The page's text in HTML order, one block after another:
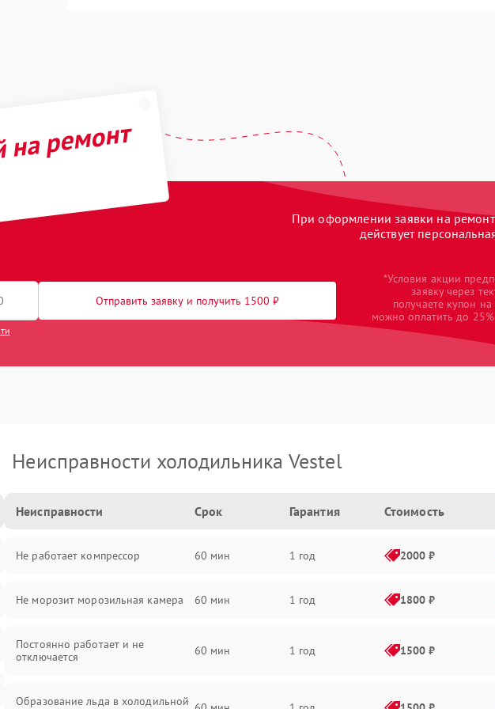
ремонт
При оформлении заявки на ремонт
действует
Отправить заявку и получить 1500 ₽
*Условия акции
заявку через
получаете купон
можно оплатить до
Неисправности холодильника Vestel
Неисправности Срок Гарантия Стоимость
Не работает компрессор 60 мин 1 год 2000 ₽
Не морозит морозильная камера 60 мин 1 год 1800 ₽
Постоянно работает и не
отключается
60 мин 1 год 1500 ₽
Образование льда в холодильной